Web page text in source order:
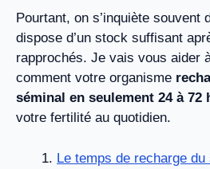
Pourtant, on s’inquiète souvent
dispose d’un stock suffisant
rapprochés. Je vais vous aider
comment votre organisme
séminal en seulement 24 à 72
votre fertilité au quotidien.
Le temps de recharge